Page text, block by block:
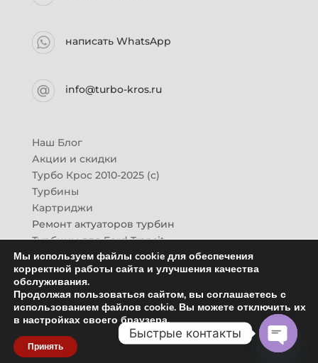
написать WhatsApp
info@turbo-kros.ru
Наш Блог
Акции и скидки
Турбо Крос 2010-2025 (с)
Турбины
Картриджи
Ремонт актуаторов турбин
Турбины для Ford Transit
Турбины для Mazda CX-7
Картридж для ГАЗон-Next
Турбины HINO (Хино)
Купить новую турбину
Контакты
Оптовикам
Отзывы
Мы используем файлы cookie для обеспечения
корректной работы сайта и улучшения качества
обслуживания.
Продолжая пользоваться сайтом, вы соглашаетесь с
использованием файлов cookie. Вы можете отключить их
в настройках своего браузера.
Принять
Быстрые контакты